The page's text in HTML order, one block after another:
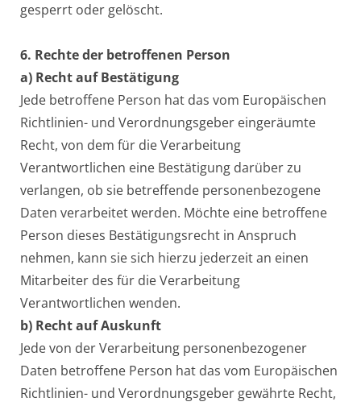
gesperrt oder gelöscht.
6. Rechte der betroffenen Person
a) Recht auf Bestätigung
Jede betroffene Person hat das vom Europäischen
Richtlinien- und Verordnungsgeber eingeräumte
Recht, von dem für die Verarbeitung
Verantwortlichen eine Bestätigung darüber zu
verlangen, ob sie betreffende personenbezogene
Daten verarbeitet werden. Möchte eine betroffene
Person dieses Bestätigungsrecht in Anspruch
nehmen, kann sie sich hierzu jederzeit an einen
Mitarbeiter des für die Verarbeitung
Verantwortlichen wenden.
b) Recht auf Auskunft
Jede von der Verarbeitung personenbezogener
Daten betroffene Person hat das vom Europäischen
Richtlinien- und Verordnungsgeber gewährte Recht,